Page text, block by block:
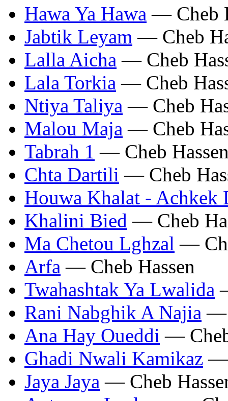
Hawa Ya Hawa — Cheb
Jabtik Leyam — Cheb
Lalla Aicha — Cheb
Lala Torkia — Cheb
Ntiya Taliya — Cheb
Malou Maja — Cheb
Tabrah 1 — Cheb
Chta Dartili — Cheb
Houwa Khalat - Achkek
Khalini Bied — Cheb
Ma Chetou Lghzal —
Arfa — Cheb Hassen
Twahashtak Ya Lwalida
Rani Nabghik A Najia —
Ana Hay Oueddi —
Ghadi Nwali Kamikaz —
Jaya Jaya — Cheb